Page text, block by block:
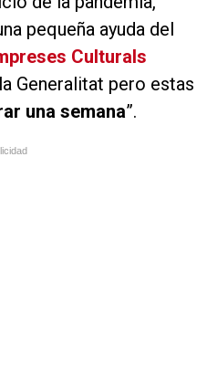
pequeña ayuda del
Culturals
Generalitat pero estas
una semana”.